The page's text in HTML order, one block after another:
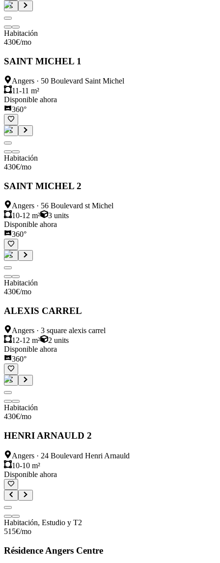
Habitación
430€/mo
SAINT MICHEL 1
Angers · 50 Boulevard Saint Michel
11-11 m²
Disponible ahora
360°
Habitación
430€/mo
SAINT MICHEL 2
Angers · 56 Boulevard st Michel
10-12 m²
3 units
Disponible ahora
360°
Habitación
430€/mo
ALEXIS CARREL
Angers · 3 square alexis carrel
12-12 m²
2 units
Disponible ahora
360°
Habitación
430€/mo
HENRI ARNAULD 2
Angers · 24 Boulevard Henri Arnauld
10-10 m²
Disponible ahora
Habitación, Estudio y T2
515€/mo
Résidence Angers Centre